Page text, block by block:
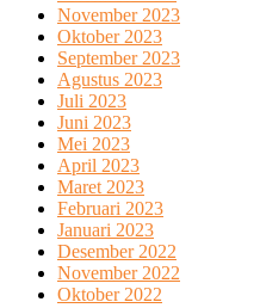
November 2023
Oktober 2023
September 2023
Agustus 2023
Juli 2023
Juni 2023
Mei 2023
April 2023
Maret 2023
Februari 2023
Januari 2023
Desember 2022
November 2022
Oktober 2022